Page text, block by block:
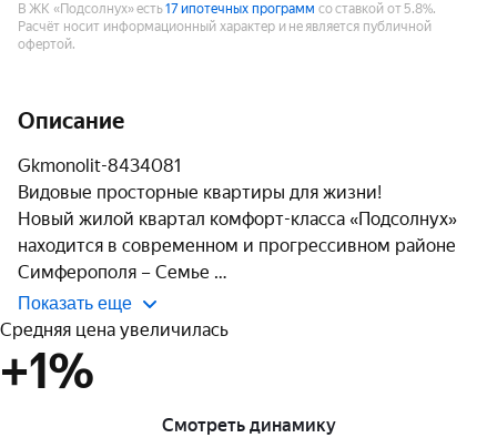
В ЖК «Подсолнух» есть17 ипотечных программ со ставкой от 5.8%.
Расчёт носит информационный характер и не является публичной
офертой.
Описание
gkmonolit-8434081
Видовые просторные квартиры для жизни!
Новый жилой квартал комфорт-класса «Подсолнух»
находится в современном и прогрессивном районе
Симферополя – Семье
Показать еще
Средняя цена увеличилась
+1%
Смотреть динамику